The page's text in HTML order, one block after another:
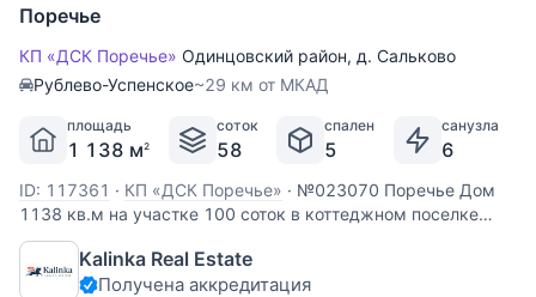
Поречье
КП «ДСК Поречье» Одинцовский район, д. Сальково
Рублево-Успенское~29 км от МКАД
площадь
1 138 м2
соток
58
спален
5
санузла
6
ID: 117361 · КП «ДСК Поречье» · №023070 Поречье Дом
1138 кв.м на участке 100 соток в коттеджном поселке
"Поречье". Планировка: Цоколь: спортивный зал,
бильярдная, кладовая, постирочная, с/у, котельная; 1
этаж: прихожая, гардеробная, гостевой с/у, гостиная,
Kalinka Real Estate
Получена аккредитация